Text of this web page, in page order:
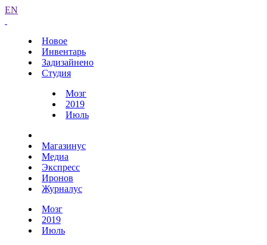
EN
Новое
Инвентарь
Задизайнено
Студия
Мозг
2019
Июль
Магазинус
Медиа
Экспресс
Иронов
Журналус
Мозг
2019
Июль